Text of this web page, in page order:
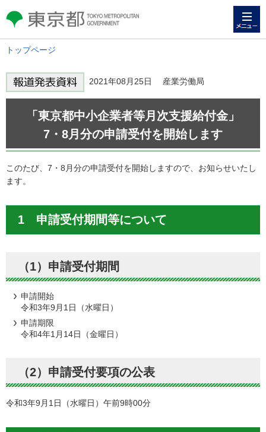
東京都 TOKYO METROPOLITAN
GOVERNMENT
トップページ
2021年08月25日 産業労働局
「東京都中小企業者等月次支援給付金」
7・8月分の申請受付を開始します
このたび、7・8月分の申請受付を開始しますので、お知らせいたし
ます。
1 申請受付期間等について
（1）申請受付期間
申請開始
令和3年9月1日（水曜日）
申請期限
令和4年1月14日（金曜日）
（2）申請受付要項の公表
令和3年9月1日（水曜日）午前9時00分